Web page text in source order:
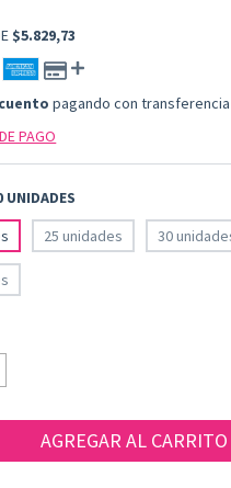
$5.829,73
pagando con transferencia
PAGO
UNIDADES
25 unidades 30